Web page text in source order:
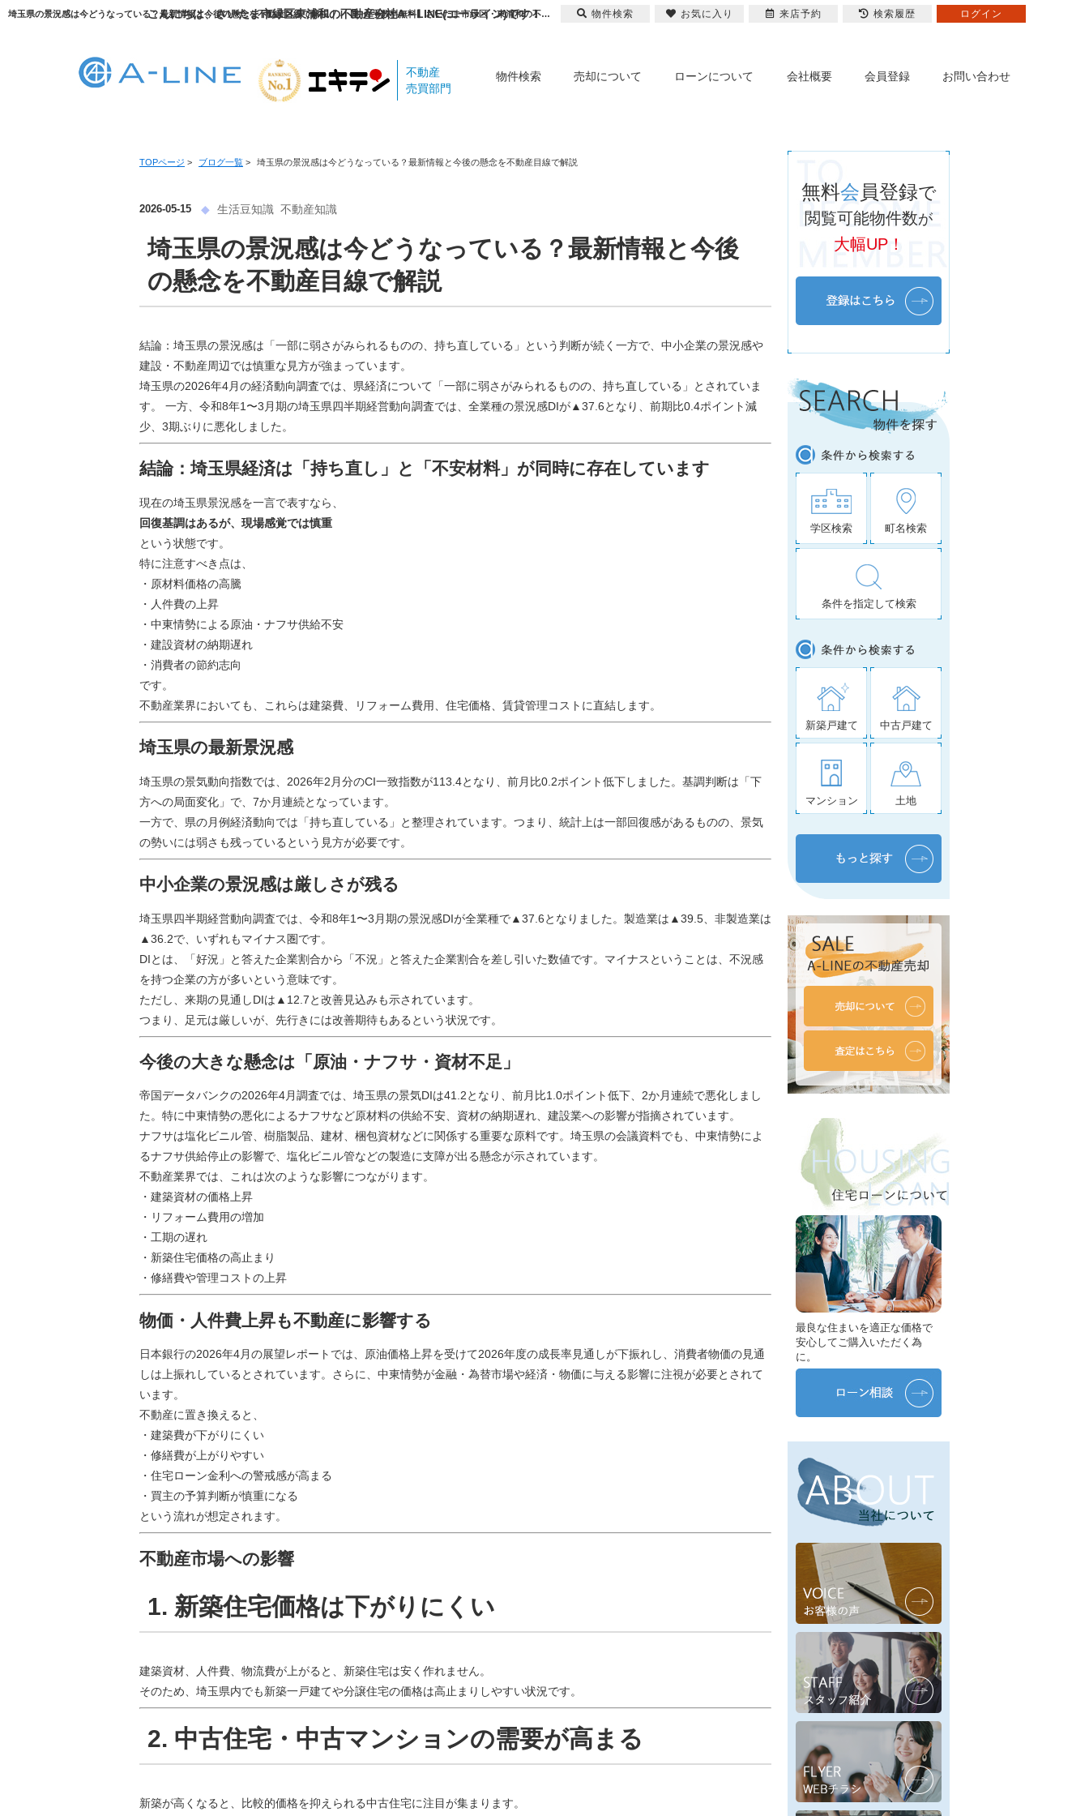
埼玉県の景況感は今どうなっている？最新情報と今後の懸念を不動産目線で解説｜ | 【仲介手数料無料】さいたま市緑区・東浦和の不動産情報ならA-LINE(エーライン)
不動産
売買部門
物件検索 売却について ローンについて 会社概要 会員登録 お問い合わせ
TOPページ > ブログ一覧 > 埼玉県の景況感は今どうなっている？最新情報と今後の懸念を不動産目線で解説
2026-05-15 生活豆知識 不動産知識
埼玉県の景況感は今どうなっている？最新情報と今後
の懸念を不動産目線で解説
こんにちは、さいたま市緑区東浦和の不動産会社A－LINE(エーライン)です！
結論：埼玉県の景況感は「一部に弱さがみられるものの、持ち直している」という判断が続く一方で、中小企業の景況感や
建設・不動産周辺では慎重な見方が強まっています。
埼玉県の2026年4月の経済動向調査では、県経済について「一部に弱さがみられるものの、持ち直している」とされていま
す。 一方、令和8年1〜3月期の埼玉県四半期経営動向調査では、全業種の景況感DIが▲37.6となり、前期比0.4ポイント減
少、3期ぶりに悪化しました。
結論：埼玉県経済は「持ち直し」と「不安材料」が同時に存在しています
現在の埼玉県景況感を一言で表すなら、
回復基調はあるが、現場感覚では慎重
という状態です。
特に注意すべき点は、
・原材料価格の高騰
・人件費の上昇
・中東情勢による原油・ナフサ供給不安
・建設資材の納期遅れ
・消費者の節約志向
です。
不動産業界においても、これらは建築費、リフォーム費用、住宅価格、賃貸管理コストに直結します。
埼玉県の最新景況感
埼玉県の景気動向指数では、2026年2月分のCI一致指数が113.4となり、前月比0.2ポイント低下しました。基調判断は「下
方への局面変化」で、7か月連続となっています。
一方で、県の月例経済動向では「持ち直している」と整理されています。つまり、統計上は一部回復感があるものの、景気
の勢いには弱さも残っているという見方が必要です。
中小企業の景況感は厳しさが残る
埼玉県四半期経営動向調査では、令和8年1〜3月期の景況感DIが全業種で▲37.6となりました。製造業は▲39.5、非製造業は
▲36.2で、いずれもマイナス圏です。
DIとは、「好況」と答えた企業割合から「不況」と答えた企業割合を差し引いた数値です。マイナスということは、不況感
を持つ企業の方が多いという意味です。
ただし、来期の見通しDIは▲12.7と改善見込みも示されています。
つまり、足元は厳しいが、先行きには改善期待もあるという状況です。
今後の大きな懸念は「原油・ナフサ・資材不足」
帝国データバンクの2026年4月調査では、埼玉県の景気DIは41.2となり、前月比1.0ポイント低下、2か月連続で悪化しまし
た。特に中東情勢の悪化によるナフサなど原材料の供給不安、資材の納期遅れ、建設業への影響が指摘されています。
ナフサは塩化ビニル管、樹脂製品、建材、梱包資材などに関係する重要な原料です。埼玉県の会議資料でも、中東情勢によ
るナフサ供給停止の影響で、塩化ビニル管などの製造に支障が出る懸念が示されています。
不動産業界では、これは次のような影響につながります。
・建築資材の価格上昇
・リフォーム費用の増加
・工期の遅れ
・新築住宅価格の高止まり
・修繕費や管理コストの上昇
物価・人件費上昇も不動産に影響する
日本銀行の2026年4月の展望レポートでは、原油価格上昇を受けて2026年度の成長率見通しが下振れし、消費者物価の見通
しは上振れしているとされています。さらに、中東情勢が金融・為替市場や経済・物価に与える影響に注視が必要とされて
います。
不動産に置き換えると、
・建築費が下がりにくい
・修繕費が上がりやすい
・住宅ローン金利への警戒感が高まる
・買主の予算判断が慎重になる
という流れが想定されます。
不動産市場への影響
1. 新築住宅価格は下がりにくい
建築資材、人件費、物流費が上がると、新築住宅は安く作れません。
そのため、埼玉県内でも新築一戸建てや分譲住宅の価格は高止まりしやすい状況です。
2. 中古住宅・中古マンションの需要が高まる
新築が高くなると、比較的価格を抑えられる中古住宅に注目が集まります。
無料会員登録で
閲覧可能物件数が
大幅UP！
学区検索 町名検索
条件を指定して検索
新築戸建て 中古戸建て
マンション 土地
最良な住まいを適正な価格で
安心してご購入いただく為
に。
物件検索 お気に入り 来店予約 検索履歴 ログイン